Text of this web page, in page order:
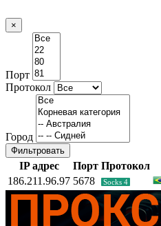
×
Порт
Протокол
Город
Фильтровать
IP адрес Порт Протокол
186.211.96.97 5678 Socks 4